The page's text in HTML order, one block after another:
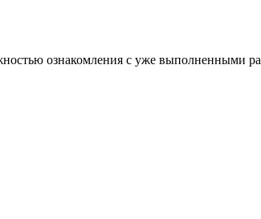
ознакомления с уже выполненными